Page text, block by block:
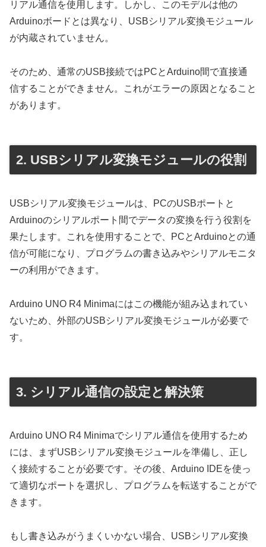
リアル通信を使用します。しかし、このモデルは他の
Arduinoボードとは異なり、USBシリアル変換モジュール
が内蔵されていません。
そのため、通常のUSB接続ではPCとArduino間で直接通
信することができません。これがエラーの原因となること
があります。
2. USBシリアル変換モジュールの役割
USBシリアル変換モジュールは、PCのUSBポートと
Arduinoのシリアルポート間でデータの変換を行う役割を
果たします。これを使用することで、PCとArduinoとの通
信が可能になり、プログラムの書き込みやシリアルモニタ
ーの利用ができます。
Arduino UNO R4 Minimaにはこの機能が組み込まれてい
ないため、外部のUSBシリアル変換モジュールが必要で
す。
3. シリアル通信の設定と解決策
Arduino UNO R4 Minimaでシリアル通信を使用するため
には、まずUSBシリアル変換モジュールを準備し、正し
く接続することが必要です。その後、Arduino IDEを使っ
て適切なポートを選択し、プログラムを転送することがで
きます。
もし書き込みがうまくいかない場合、USBシリアル変換